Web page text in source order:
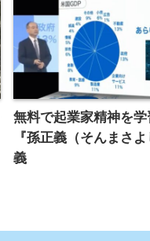
無料で起業家精神を
『孫正義（そんまさ
義